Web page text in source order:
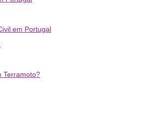
em Portugal
Terramoto?